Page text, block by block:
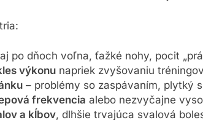
aj po dňoch voľna, ťažké nohy, pocit
výkonunapriek zvyšovaniu
– problémy so zaspávaním, plytký
frekvencia alebo nezvyčajne
a kĺbov, dlhšie trvajúca svalová